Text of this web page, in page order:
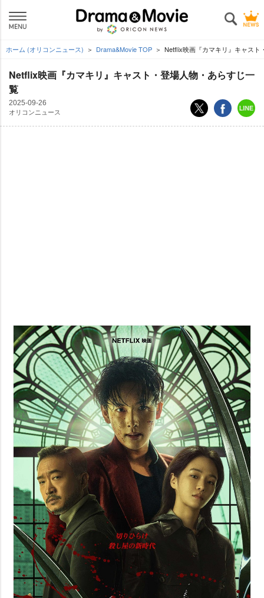
ホーム (オリコンニュース) Drama&Movie TOP Netflix映画『カマキリ』キャスト
Netflix映画『カマキリ』キャスト・登場人物・あらすじ一
覧
2025-09-26
オリコンニュース